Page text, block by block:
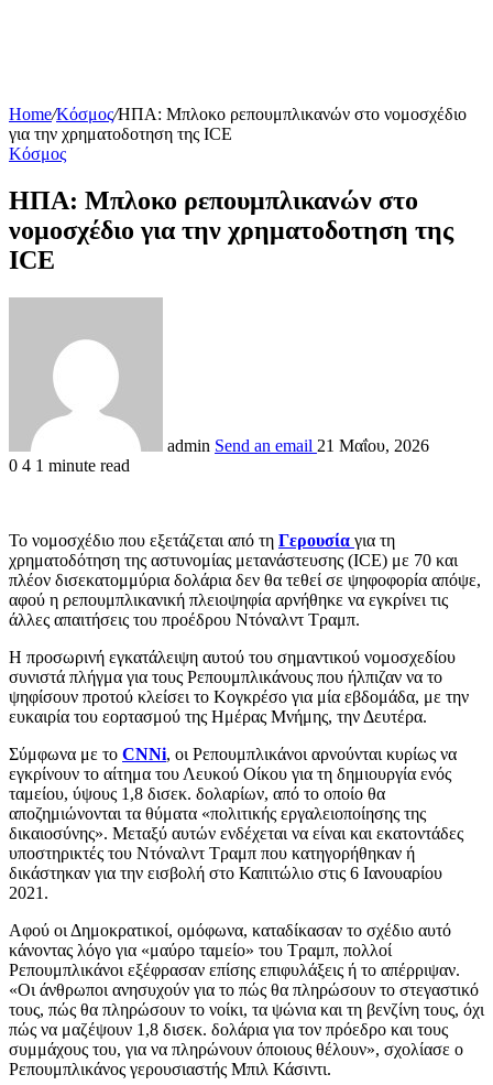
Home/Κόσμος/ΗΠΑ: Μπλοκο ρεπουμπλικανών στο νομοσχέδιο
για την χρηματοδοτηση της ICE
Κόσμος
ΗΠΑ: Μπλοκο ρεπουμπλικανών στο
νομοσχέδιο για την χρηματοδοτηση της
ICE
admin Send an email 21 Μαΐου, 2026
0 4 1 minute read
Το νομοσχέδιο που εξετάζεται από τη Γερουσία για τη
χρηματοδότηση της αστυνομίας μετανάστευσης (ICE) με 70 και
πλέον δισεκατομμύρια δολάρια δεν θα τεθεί σε ψηφοφορία απόψε,
αφού η ρεπουμπλικανική πλειοψηφία αρνήθηκε να εγκρίνει τις
άλλες απαιτήσεις του προέδρου Ντόναλντ Τραμπ.
Η προσωρινή εγκατάλειψη αυτού του σημαντικού νομοσχεδίου
συνιστά πλήγμα για τους Ρεπουμπλικάνους που ήλπιζαν να το
ψηφίσουν προτού κλείσει το Κογκρέσο για μία εβδομάδα, με την
ευκαιρία του εορτασμού της Ημέρας Μνήμης, την Δευτέρα.
Σύμφωνα με το CNNi, οι Ρεπουμπλικάνοι αρνούνται κυρίως να
εγκρίνουν το αίτημα του Λευκού Οίκου για τη δημιουργία ενός
ταμείου, ύψους 1,8 δισεκ. δολαρίων, από το οποίο θα
αποζημιώνονται τα θύματα «πολιτικής εργαλειοποίησης της
δικαιοσύνης». Μεταξύ αυτών ενδέχεται να είναι και εκατοντάδες
υποστηρικτές του Ντόναλντ Τραμπ που κατηγορήθηκαν ή
δικάστηκαν για την εισβολή στο Καπιτώλιο στις 6 Ιανουαρίου
2021.
Αφού οι Δημοκρατικοί, ομόφωνα, καταδίκασαν το σχέδιο αυτό
κάνοντας λόγο για «μαύρο ταμείο» του Τραμπ, πολλοί
Ρεπουμπλικάνοι εξέφρασαν επίσης επιφυλάξεις ή το απέρριψαν.
«Οι άνθρωποι ανησυχούν για το πώς θα πληρώσουν το στεγαστικό
τους, πώς θα πληρώσουν το νοίκι, τα ψώνια και τη βενζίνη τους, όχι
πώς να μαζέψουν 1,8 δισεκ. δολάρια για τον πρόεδρο και τους
συμμάχους του, για να πληρώνουν όποιους θέλουν», σχολίασε ο
Ρεπουμπλικάνος γερουσιαστής Μπιλ Κάσιντι.